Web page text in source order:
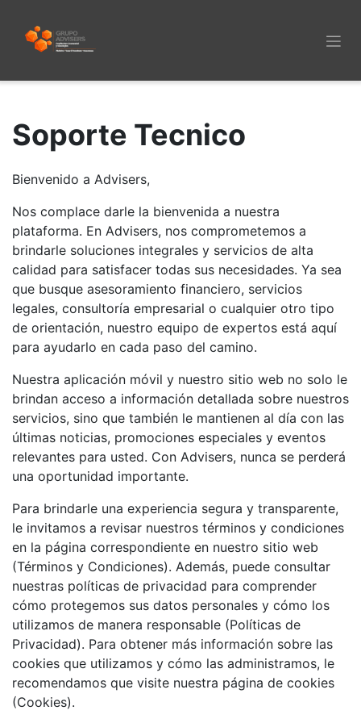
Soporte Tecnico
Bienvenido a Advisers,
Nos complace darle la bienvenida a nuestra
plataforma. En Advisers, nos comprometemos a
brindarle soluciones integrales y servicios de alta
calidad para satisfacer todas sus necesidades. Ya sea
que busque asesoramiento financiero, servicios
legales, consultoría empresarial o cualquier otro tipo
de orientación, nuestro equipo de expertos está aquí
para ayudarlo en cada paso del camino.
Nuestra aplicación móvil y nuestro sitio web no solo le
brindan acceso a información detallada sobre nuestros
servicios, sino que también le mantienen al día con las
últimas noticias, promociones especiales y eventos
relevantes para usted. Con Advisers, nunca se perderá
una oportunidad importante.
Para brindarle una experiencia segura y transparente,
le invitamos a revisar nuestros términos y condiciones
en la página correspondiente en nuestro sitio web
(Términos y Condiciones). Además, puede consultar
nuestras políticas de privacidad para comprender
cómo protegemos sus datos personales y cómo los
utilizamos de manera responsable (Políticas de
Privacidad). Para obtener más información sobre las
cookies que utilizamos y cómo las administramos, le
recomendamos que visite nuestra página de cookies
(Cookies).